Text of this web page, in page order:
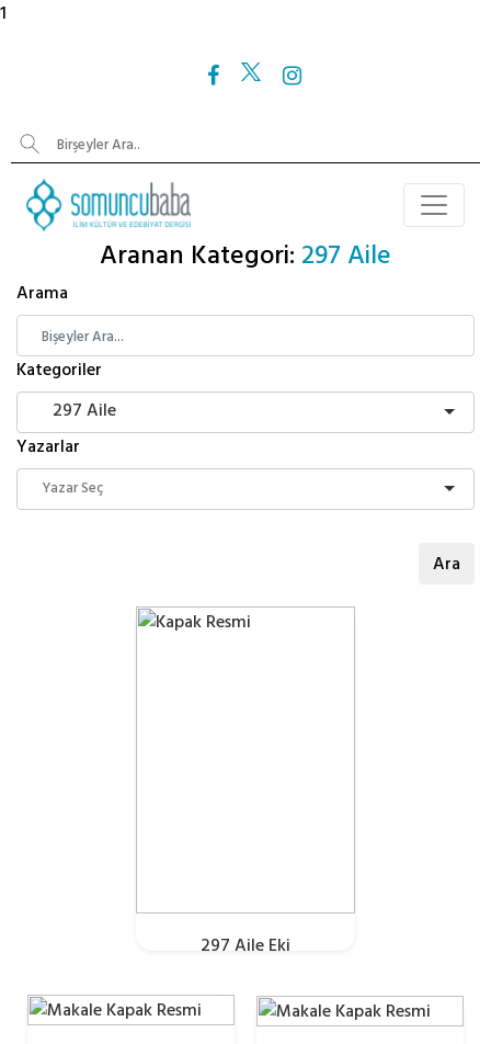
1
Aranan Kategori: 297 Aile
Arama
Kategoriler
297 Aile
Yazarlar
Ara
297 Aile Eki